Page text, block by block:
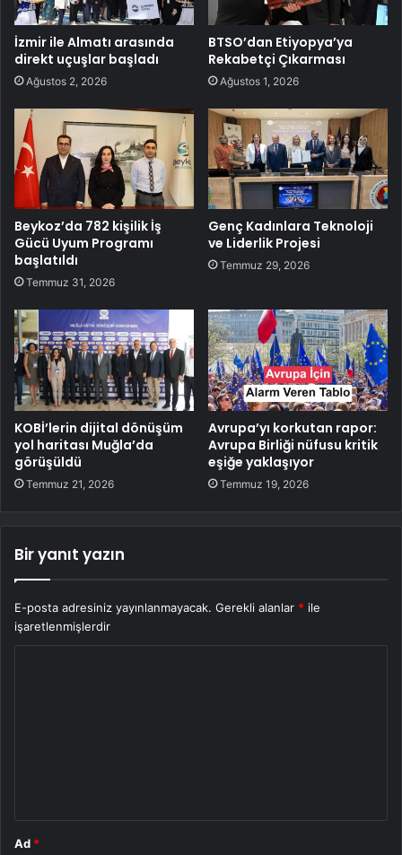
İzmir ile Almatı arasında
direkt uçuşlar başladı
Ağustos 2, 2026
BTSO’dan Etiyopya’ya
Rekabetçi Çıkarması
Ağustos 1, 2026
Beykoz’da 782 kişilik İş
Gücü Uyum Programı
başlatıldı
Temmuz 31, 2026
Genç Kadınlara Teknoloji
ve Liderlik Projesi
Temmuz 29, 2026
KOBİ’lerin dijital dönüşüm
yol haritası Muğla’da
görüşüldü
Temmuz 21, 2026
Avrupa’yı korkutan rapor:
Avrupa Birliği nüfusu kritik
eşiğe yaklaşıyor
Temmuz 19, 2026
Bir yanıt yazın
E-posta adresiniz yayınlanmayacak. Gerekli alanlar * ile
işaretlenmişlerdir
Ad *